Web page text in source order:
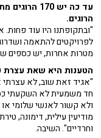
הרוגים.
"ובתקופתנו היו עוד
לפרויקטים להתאמה
מטרות אחרות, יש כספים
הטענות היא שאת עצרת
"אגיד זאת שוב, לא עצרתי
חד משמעית לא השקעתי
ולא קשור לאנשי שלומי
מודיעין עילית, דימונה,
וחרדיים". השיבה.